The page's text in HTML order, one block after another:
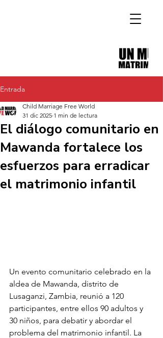
Entrada
El diálogo comunitario en
Mawanda fortalece los
esfuerzos para erradicar
el matrimonio infantil
Child Marriage Free World
31 dic 2025 1 min de lectura
Un evento comunitario celebrado en la
aldea de Mawanda, distrito de
Lusaganzi, Zambia, reunió a 120
participantes, entre ellos 90 adultos y
30 niños, para debatir y abordar el
problema del matrimonio infantil. La